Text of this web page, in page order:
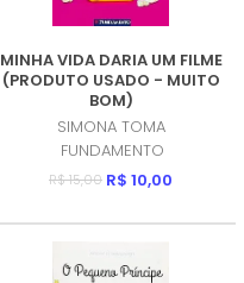
MINHA VIDA DARIA UM FILME
(PRODUTO USADO - MUITO
BOM)
SIMONA TOMA
FUNDAMENTO
R$ 15,00 R$ 10,00